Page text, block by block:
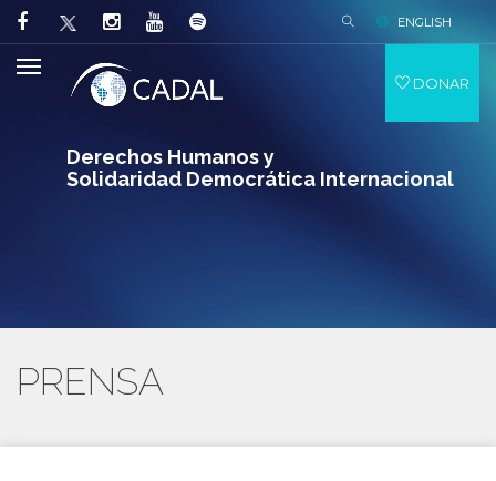
Derechos Humanos y
Solidaridad Democrática Internacional
ENGLISH
DONAR
PRENSA